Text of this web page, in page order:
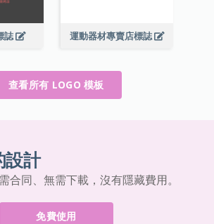
誌 運動器材專賣店標誌
查看所有 LOGO 模板
設計
合同、無需下載，沒有隱藏費用。
免費使用